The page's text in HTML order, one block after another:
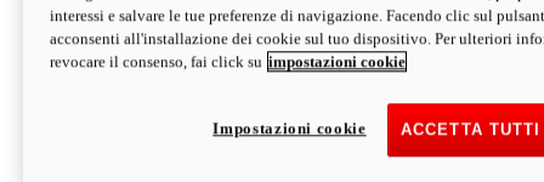
94 NmCoppia
177 kgPeso in ordine di marcia
senza carburante
Depotenziata 35 kW: 18.890 € i
configura scopri di più
interessi e salvare le tue preferenze di navigazione. Facendo clic sul
acconsenti all'installazione dei cookie sul tuo dispositivo. Per ulteriori
revocare il consenso, fai click su impostazioni cookie
ACCETTA
Impostazioni cookie